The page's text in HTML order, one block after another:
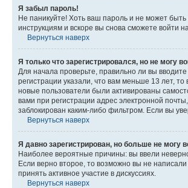
Я забыл пароль!
Не паникуйте! Хоть ваш пароль и не может
инструкциям и вскоре вы снова сможете войти
Вернуться наверх
Я только что зарегистрировался, но не могу
Для начала проверьте, правильно ли вы
регистрации указали, что вам меньше 13 лет,
новые пользователи были активированы
вами при регистрации адрес электронной
заблокирован каким-либо фильтром. Если вы
Вернуться наверх
Я давно зарегистрирован, но больше не могу
Наиболее вероятные причины: вы ввели
Если верно второе, то возможно вы не
принять активное участие в дискуссиях.
Вернуться наверх